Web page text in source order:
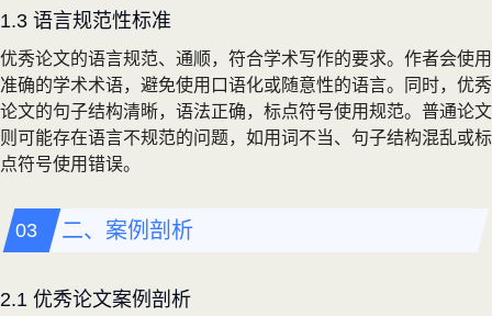
1.3 语言规范性标准
优秀论文的语言规范、通顺，符合学术写作的要求。作者会使用
准确的学术术语，避免使用口语化或随意性的语言。同时，优秀
论文的句子结构清晰，语法正确，标点符号使用规范。普通论文
则可能存在语言不规范的问题，如用词不当、句子结构混乱或标
点符号使用错误。
二、案例剖析
2.1 优秀论文案例剖析